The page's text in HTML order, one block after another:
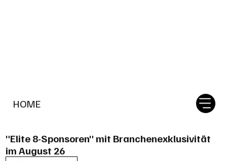
HOME
"Elite 8-Sponsoren" mit Branchenexklusivität
im August 26